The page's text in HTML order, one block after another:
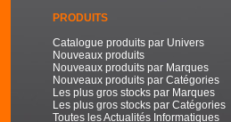
PRODUITS
Catalogue produits par Univers
Nouveaux produits
Nouveaux produits par Marques
Nouveaux produits par Catégories
Les plus gros stocks par Marques
Les plus gros stocks par Catégories
Toutes les Actualités Informatiques